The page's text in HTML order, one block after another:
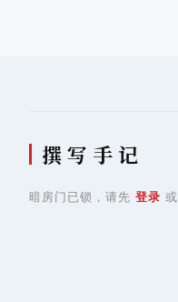
撰 写 手 记
暗房门已锁，请先 登录 或